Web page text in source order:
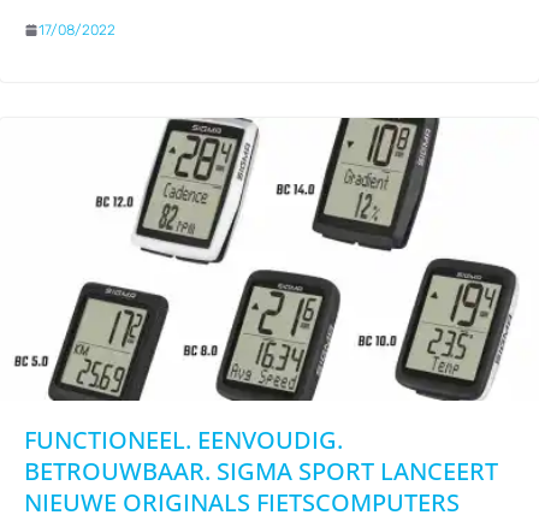
17/08/2022
FUNCTIONEEL. EENVOUDIG.
BETROUWBAAR. SIGMA SPORT LANCEERT
NIEUWE ORIGINALS FIETSCOMPUTERS